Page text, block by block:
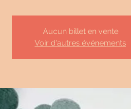
Aucun billet en vente
Voir d'autres événements